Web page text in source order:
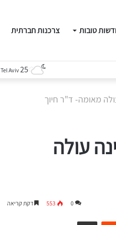
טובות צרכנות חברתית
Tel Aviv25
מאומה- ד"ר חיוך
עולה
0
553 דקת קריאה
Redditשיתוף דרך המייל